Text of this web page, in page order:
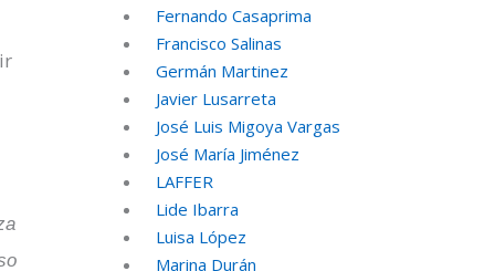
Fernando Casaprima
Francisco Salinas
Germán Martinez
Javier Lusarreta
José Luis Migoya Vargas
José María Jiménez
LAFFER
Lide Ibarra
Luisa López
Marina Durán